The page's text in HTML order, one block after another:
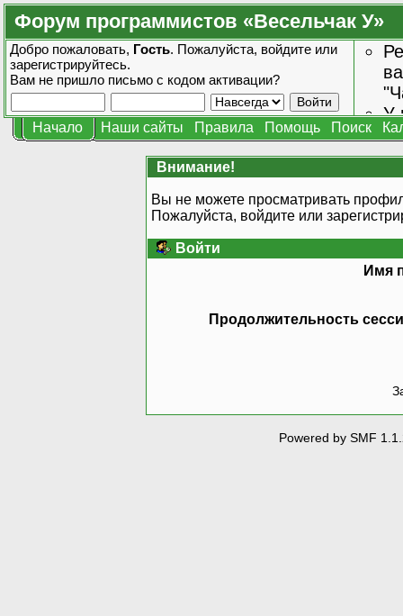
Форум программистов «Весельчак У»
Добро пожаловать, Гость. Пожалуйста, войдите или
зарегистрируйтесь.
Вам не пришло письмо с кодом активации?
У
Начало Наши сайты Правила Помощь Поиск
Внимание!
Вы не можете просматривать
Пожалуйста, войдите или
Войти
Имя
Продолжительность
Powered by SMF